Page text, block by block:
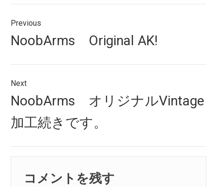
投
稿
ナ
ビ
ゲ
ー
シ
ョ
ン
Previous
Previous
post:
NoobArms Original AK!
Next
Next
post:
NoobArms オリジナルVintage
加工続きです。
コメントを残す